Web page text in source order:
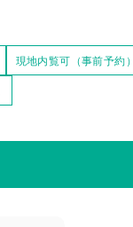
現地内覧可（事前予約）